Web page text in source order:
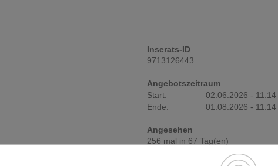
Inserats-ID
9713126443
Angebotszeitraum
Start:
02.06.2026 - 11:14
Ende:
01.08.2026 - 11:14
Angesehen
256 mal in 67 Tag(en)